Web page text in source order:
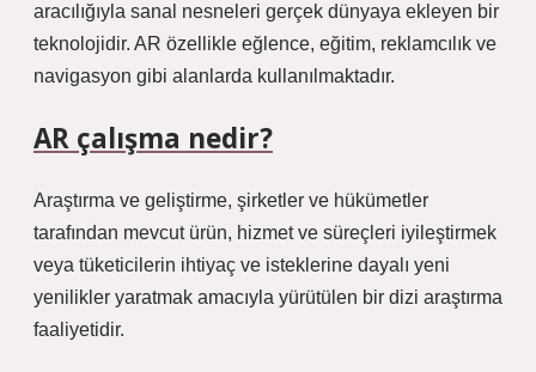
aracılığıyla sanal nesneleri gerçek dünyaya ekleyen bir
teknolojidir. AR özellikle eğlence, eğitim, reklamcılık ve
navigasyon gibi alanlarda kullanılmaktadır.
AR çalışma nedir?
Araştırma ve geliştirme, şirketler ve hükümetler
tarafından mevcut ürün, hizmet ve süreçleri iyileştirmek
veya tüketicilerin ihtiyaç ve isteklerine dayalı yeni
yenilikler yaratmak amacıyla yürütülen bir dizi araştırma
faaliyetidir.